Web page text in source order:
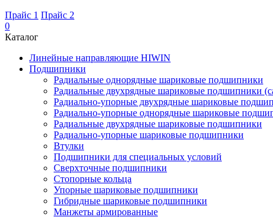
Прайс 1 Прайс 2
0
Каталог
Линейные направляющие HIWIN
Подшипники
Радиальные однорядные шариковые подшипники
Радиальные двухрядные шариковые подшипники
Радиально-упорные двухрядные шариковые
Радиально-упорные однорядные шариковые
Радиальные двухрядные шариковые подшипники
Радиально-упорные шариковые подшипники
Втулки
Подшипники для специальных условий
Сверхточные подшипники
Стопорные кольца
Упорные шариковые подшипники
Гибридные шариковые подшипники
Манжеты армированные